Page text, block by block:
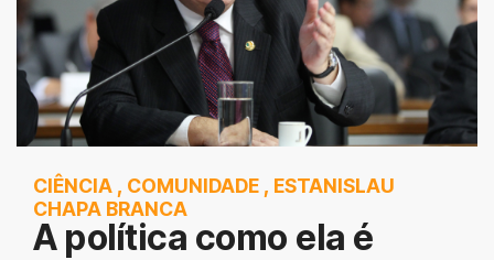
CIÊNCIA , COMUNIDADE , ESTANISLAU
CHAPA BRANCA
A política como ela é